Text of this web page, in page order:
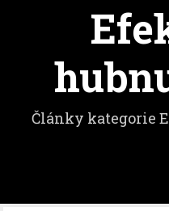
Články kategorie